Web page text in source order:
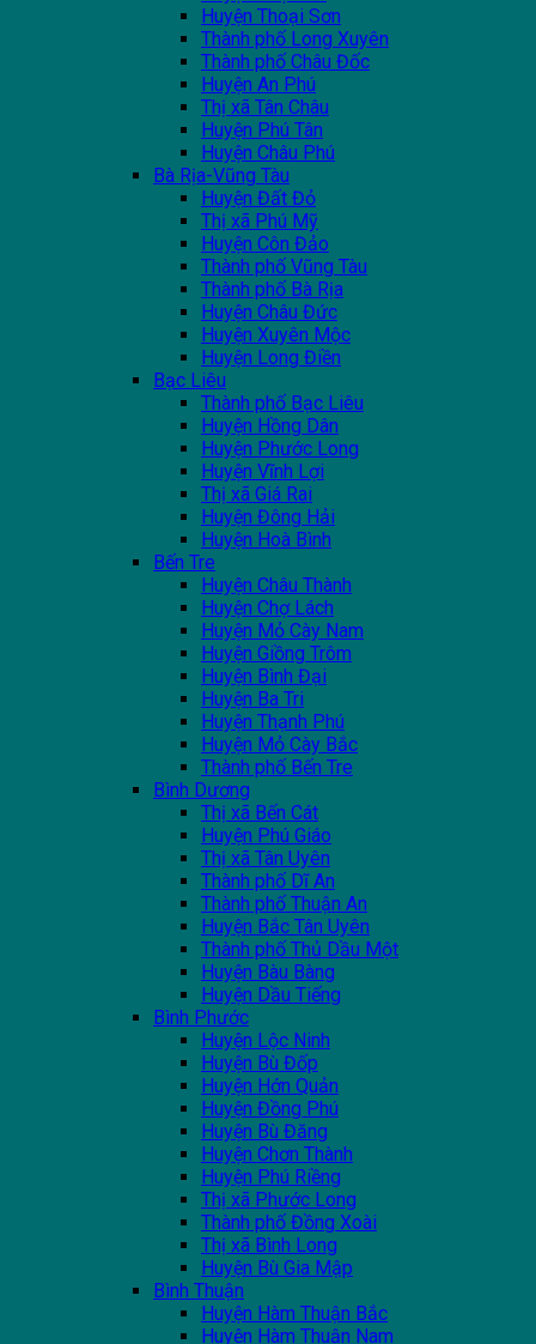
Huyện Thoại Sơn
Thành phố Long Xuyên
Thành phố Châu Đốc
Huyện An Phú
Thị xã Tân Châu
Huyện Phú Tân
Huyện Châu Phú
Bà Rịa-Vũng Tàu
Huyện Đất Đỏ
Thị xã Phú Mỹ
Huyện Côn Đảo
Thành phố Vũng Tàu
Thành phố Bà Rịa
Huyện Châu Đức
Huyện Xuyên Mộc
Huyện Long Điền
Bạc Liêu
Thành phố Bạc Liêu
Huyện Hồng Dân
Huyện Phước Long
Huyện Vĩnh Lợi
Thị xã Giá Rai
Huyện Đông Hải
Huyện Hoà Bình
Bến Tre
Huyện Châu Thành
Huyện Chợ Lách
Huyện Mỏ Cày Nam
Huyện Giồng Trôm
Huyện Bình Đại
Huyện Ba Tri
Huyện Thạnh Phú
Huyện Mỏ Cày Bắc
Thành phố Bến Tre
Bình Dương
Thị xã Bến Cát
Huyện Phú Giáo
Thị xã Tân Uyên
Thành phố Dĩ An
Thành phố Thuận An
Huyện Bắc Tân Uyên
Thành phố Thủ Dầu Một
Huyện Bàu Bàng
Huyện Dầu Tiếng
Bình Phước
Huyện Lộc Ninh
Huyện Bù Đốp
Huyện Hớn Quản
Huyện Đồng Phú
Huyện Bù Đăng
Huyện Chơn Thành
Huyện Phú Riềng
Thị xã Phước Long
Thành phố Đồng Xoài
Thị xã Bình Long
Huyện Bù Gia Mập
Bình Thuận
Huyện Hàm Thuận Bắc
Huyện Hàm Thuận Nam